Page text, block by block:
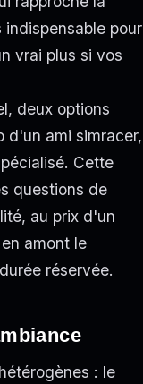
pour
vrai plus si vos
deux options
d'un ami simracer,
Cette
questions de
au prix d'un
amont le
réservée.
: le